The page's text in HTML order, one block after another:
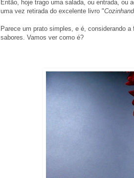
Então, hoje trago uma salada, ou entrada, ou
uma vez retirada do excelente livro "
Parece um prato simples, e é, considerando
sabores. Vamos ver como é?